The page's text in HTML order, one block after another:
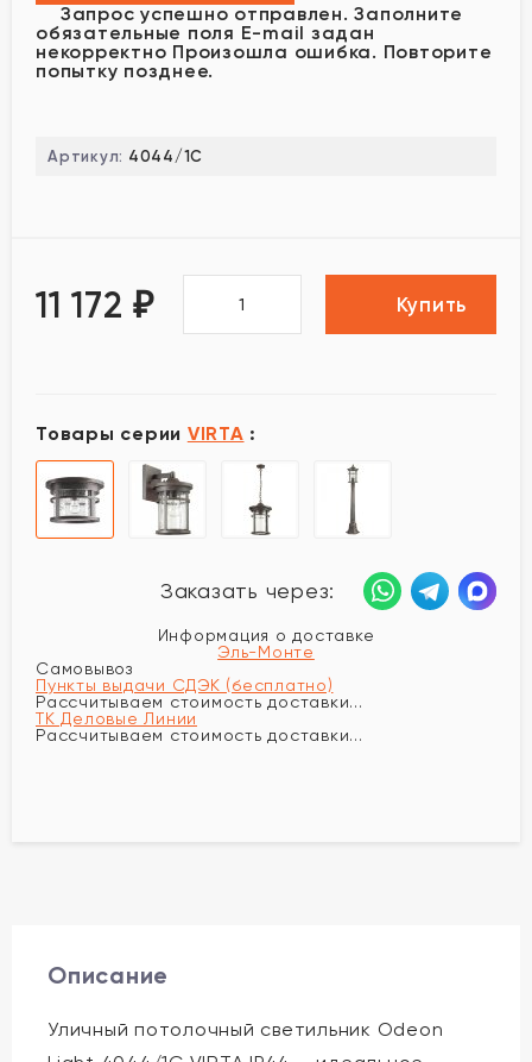
Запрос успешно отправлен. Заполните
обязательные поля E-mail задан
некорректно Произошла ошибка. Повторите
попытку позднее.
Артикул: 4044/1C
11 172₽ Купить
Товары серии VIRTA :
Заказать через:
Информация о доставке
Эль-Монте
Самовывоз
Пункты выдачи СДЭК (бесплатно)
Рассчитываем стоимость доставки...
ТК Деловые Линии
Рассчитываем стоимость доставки...
Описание
Уличный потолочный светильник Odeon